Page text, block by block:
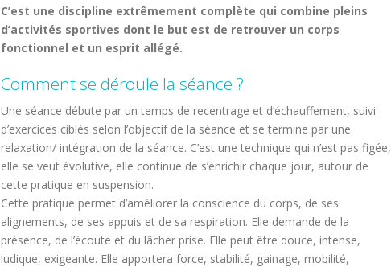
C’est une discipline extrêmement complète qui combine pleins
d’activités sportives dont le but est de retrouver un corps
fonctionnel et un esprit allégé.
Comment se déroule la séance ?
Une séance débute par un temps de recentrage et d’échauffement, suivi
d’exercices ciblés selon l’objectif de la séance et se termine par une
relaxation/ intégration de la séance. C’est une technique qui n’est pas figée,
elle se veut évolutive, elle continue de s’enrichir chaque jour, autour de
cette pratique en suspension.
Cette pratique permet d’améliorer la conscience du corps, de ses
alignements, de ses appuis et de sa respiration. Elle demande de la
présence, de l’écoute et du lâcher prise. Elle peut être douce, intense,
ludique, exigeante. Elle apportera force, stabilité, gainage, mobilité,